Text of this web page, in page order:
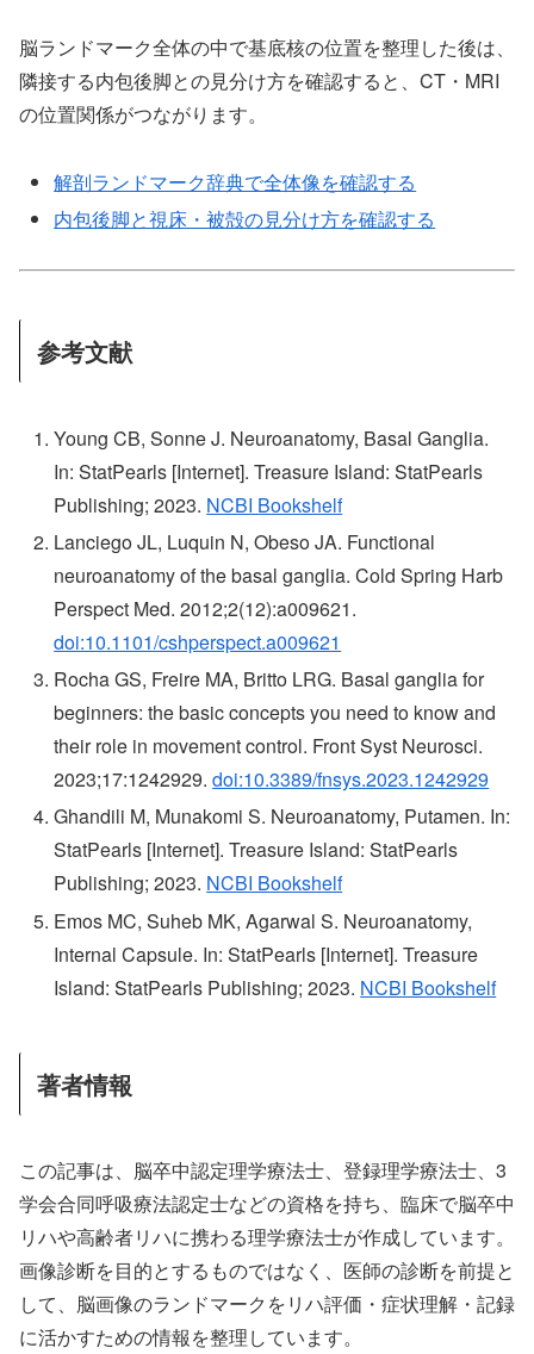
脳ランドマーク全体の中で基底核の位置を整理した後は、
隣接する内包後脚との見分け方を確認すると、CT・MRI
の位置関係がつながります。
解剖ランドマーク辞典で全体像を確認する
内包後脚と視床・被殻の見分け方を確認する
参考文献
Young CB, Sonne J. Neuroanatomy, Basal Ganglia.
In: StatPearls [Internet]. Treasure Island: StatPearls
Publishing; 2023. NCBI Bookshelf
Lanciego JL, Luquin N, Obeso JA. Functional
neuroanatomy of the basal ganglia. Cold Spring Harb
Perspect Med. 2012;2(12):a009621.
doi:10.1101/cshperspect.a009621
Rocha GS, Freire MA, Britto LRG. Basal ganglia for
beginners: the basic concepts you need to know and
their role in movement control. Front Syst Neurosci.
2023;17:1242929.doi:10.3389/fnsys.2023.1242929
Ghandili M, Munakomi S. Neuroanatomy, Putamen. In:
StatPearls [Internet]. Treasure Island: StatPearls
Publishing; 2023. NCBI Bookshelf
Emos MC, Suheb MK, Agarwal S. Neuroanatomy,
Internal Capsule. In: StatPearls [Internet]. Treasure
Island: StatPearls Publishing; 2023. NCBI Bookshelf
著者情報
この記事は、脳卒中認定理学療法士、登録理学療法士、3
学会合同呼吸療法認定士などの資格を持ち、臨床で脳卒中
リハや高齢者リハに携わる理学療法士が作成しています。
画像診断を目的とするものではなく、医師の診断を前提と
して、脳画像のランドマークをリハ評価・症状理解・記録
に活かすための情報を整理しています。